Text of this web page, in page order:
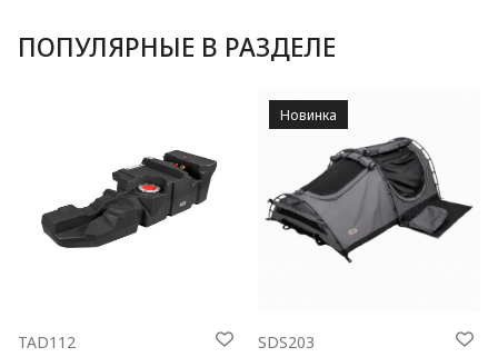
ПОПУЛЯРНЫЕ В РАЗДЕЛЕ
TAD112 SDS203
Новинка